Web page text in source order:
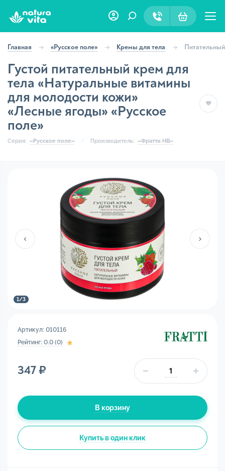
Главная «Русское поле» Кремы для тела
Густой питательный крем для
тела «Натуральные витамины
для молодости кожи»
«Лесные ягоды» «Русское
поле»
Серия: «Русское поле» Производитель: «Фратти НВ»
1/3
Артикул: 010116
Рейтинг: 0.0 (0)
347 ₽
В корзину
Купить в один клик